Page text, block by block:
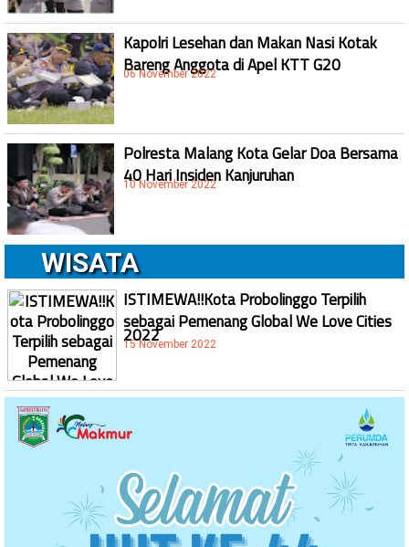
Kapolri Lesehan dan Makan Nasi Kotak
Bareng Anggota di Apel KTT G20
06 November 2022
Polresta Malang Kota Gelar Doa Bersama
40 Hari Insiden Kanjuruhan
10 November 2022
WISATA
ISTIMEWA!!Kota Probolinggo Terpilih
sebagai Pemenang Global We Love Cities
2022
15 November 2022